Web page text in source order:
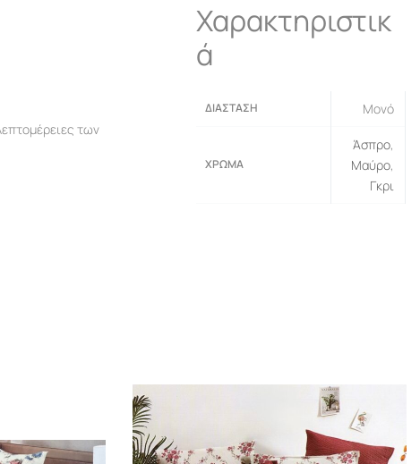
των
Χαρακτηριστικ
ά
ΔΙΆΣΤΑΣΗ Μονό
ΧΡΏΜΑ
Άσπρο,
Μαύρο,
Γκρι